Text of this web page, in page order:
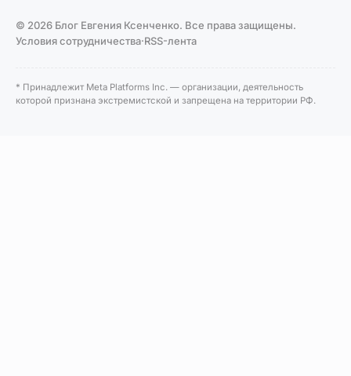
© 2026 Блог Евгения Ксенченко. Все права защищены.
Условия сотрудничества·RSS-лента
* Принадлежит Meta Platforms Inc. — организации, деятельность
которой признана экстремистской и запрещена на территории РФ.